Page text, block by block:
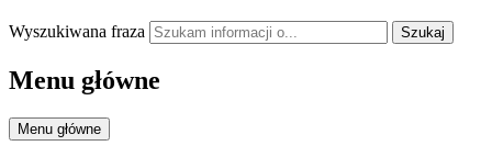
Wyszukiwana fraza Szukaj
Menu główne
Menu główne